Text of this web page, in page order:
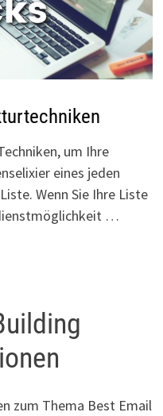
um Ihre
eines jeden
Wenn Sie Ihre Liste
…
zum Thema Best Email